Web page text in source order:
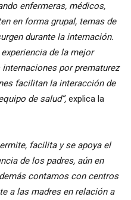
enfermeras, médicos,
en forma grupal, temas de
durante la internación.
de la mejor
por prematurez
facilitan la interacción de
de salud”, explica la
facilita y se apoya el
de los padres, aún en
contamos con centros
a las madres en relación a